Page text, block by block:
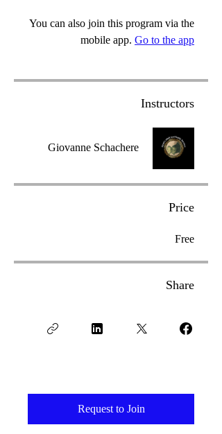
You can also join this program via the
mobile app. Go to the app
Instructors
Giovanne Schachere
Price
Free
Share
Request to Join